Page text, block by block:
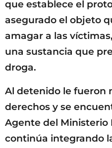
que establece el
asegurado el objeto
amagar a las
una sustancia que
droga.
Al detenido le fueron
derechos y se
Agente del Ministerio
continúa integrando